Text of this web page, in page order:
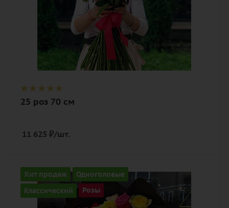
25 роз 70 см
11 625 ₽/шт.
Хит продаж
Одноголовые
Классический
Розы
Количество
101